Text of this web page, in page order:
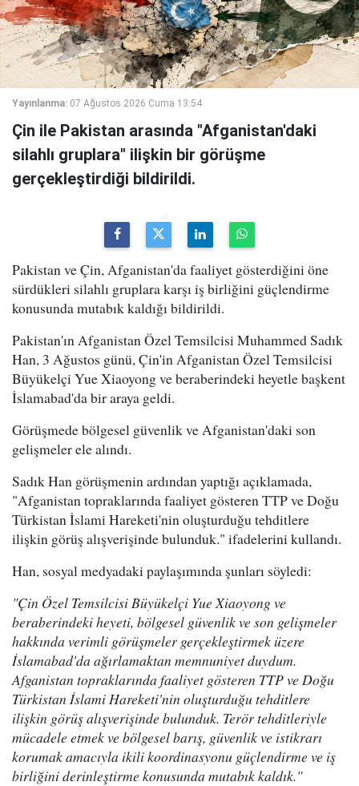
Yayınlanma: 07 Ağustos 2026 Cuma 13:54
Çin ile Pakistan arasında "Afganistan'daki
silahlı gruplara" ilişkin bir görüşme
gerçekleştirdiği bildirildi.
Pakistan ve Çin, Afganistan'da faaliyet gösterdiğini öne
sürdükleri silahlı gruplara karşı iş birliğini güçlendirme
konusunda mutabık kaldığı bildirildi.
Pakistan'ın Afganistan Özel Temsilcisi Muhammed Sadık
Han, 3 Ağustos günü, Çin'in Afganistan Özel Temsilcisi
Büyükelçi Yue Xiaoyong ve beraberindeki heyetle başkent
İslamabad'da bir araya geldi.
Görüşmede bölgesel güvenlik ve Afganistan'daki son
gelişmeler ele alındı.
Sadık Han görüşmenin ardından yaptığı açıklamada,
"Afganistan topraklarında faaliyet gösteren TTP ve Doğu
Türkistan İslami Hareketi'nin oluşturduğu tehditlere
ilişkin görüş alışverişinde bulunduk." ifadelerini kullandı.
Han, sosyal medyadaki paylaşımında şunları söyledi:
"Çin Özel Temsilcisi Büyükelçi Yue Xiaoyong ve
beraberindeki heyeti, bölgesel güvenlik ve son gelişmeler
hakkında verimli görüşmeler gerçekleştirmek üzere
İslamabad'da ağırlamaktan memnuniyet duydum.
Afganistan topraklarında faaliyet gösteren TTP ve Doğu
Türkistan İslami Hareketi'nin oluşturduğu tehditlere
ilişkin görüş alışverişinde bulunduk. Terör tehditleriyle
mücadele etmek ve bölgesel barış, güvenlik ve istikrarı
korumak amacıyla ikili koordinasyonu güçlendirme ve iş
birliğini derinleştirme konusunda mutabık kaldık."